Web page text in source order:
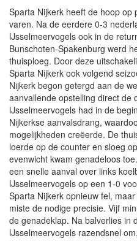
Sparta Nijkerk heeft de hoop op
varen. Na de eerdere 0-3
IJsselmeervogels ook in de
Bunschoten-Spakenburg werd
thuisploeg. Door deze
Sparta Nijkerk ook volgend
Nijkerk begon getergd aan de
aanvallende opstelling direct de
IJsselmeervogels had in de
Nijkerkse aanvalsdrang,
mogelijkheden creëerde. De
loerde op de counter en sloeg
evenwicht kwam genadeloos
een snelle aanval over links
IJsselmeervogels op een 1-0
Sparta Nijkerk opnieuw fel,
miste de nodige precisie. Vijf
de genadeklap. Na balverlies in
IJsselmeervogels razendsnel